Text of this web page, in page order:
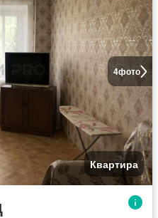
4фото
Квартира